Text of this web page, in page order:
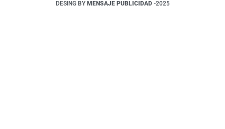
DESING BY MENSAJE PUBLICIDAD -2025